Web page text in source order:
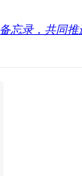
忘录，共同